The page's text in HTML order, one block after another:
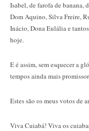
Isabel, de farofa de banana,
Dom Aquino, Silva Freire,
Inácio, Dona Eulália e
hoje.
E é assim, sem esquecer a
tempos ainda mais
Estes são os meus votos de
Viva Cuiabá! Viva os